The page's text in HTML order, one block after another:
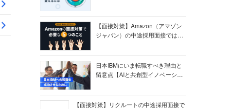
【面接対策】Amazon（アマゾン
ジャパン）の中途採用面接では何
日本IBMにいま転職すべき理由と
留意点【AIと共創型イノベーショ
【面接対策】リクルートの中途採用面接で